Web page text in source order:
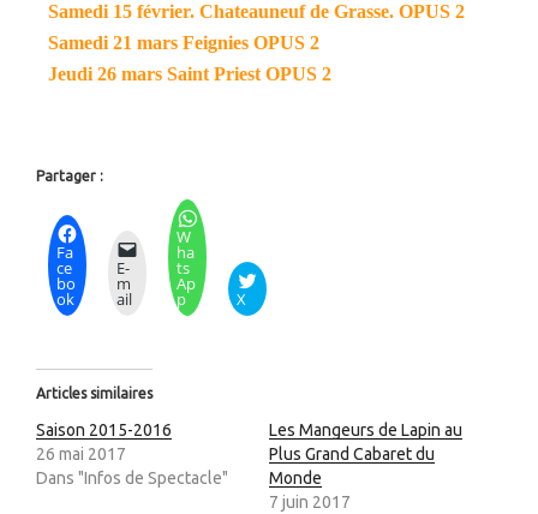
Samedi 15 février. Chateauneuf de Grasse. OPUS 2
Samedi 21 mars Feignies OPUS 2
Jeudi 26 mars Saint Priest OPUS 2
Partager :
Fa
ce
bo
ok
E-
m
ail
W
ha
ts
Ap
p X
Articles similaires
Saison 2015-2016
26 mai 2017
Dans "Infos de Spectacle"
Les Mangeurs de Lapin au
Plus Grand Cabaret du
Monde
7 juin 2017